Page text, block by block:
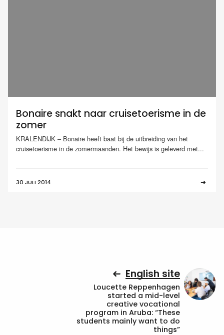
Bonaire snakt naar cruisetoerisme in de
zomer
KRALENDIJK – Bonaire heeft baat bij de uitbreiding van het
cruisetoerisme in de zomermaanden. Het bewijs is geleverd met...
30 JULI 2014
English site
Loucette Reppenhagen
started a mid-level
creative vocational
program in Aruba: “These
students mainly want to do
things”